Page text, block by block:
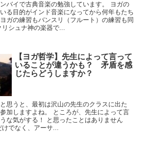
バイで古典音楽の勉強しています。 ヨガの
る目的がインド音楽になってから何年もたち
ガの練習もバンスリ（フルート）の練習も同
リシュナ神の楽器で...
【ヨガ哲学】先生によって言って
いることが違うかも？ 矛盾を感
じたらどうしますか？
思うと、最初は沢山の先生のクラスに出た
加しますよね。 ところが、先生によって言
な気がする！ と思ったことはありません
でなく、アーサ...